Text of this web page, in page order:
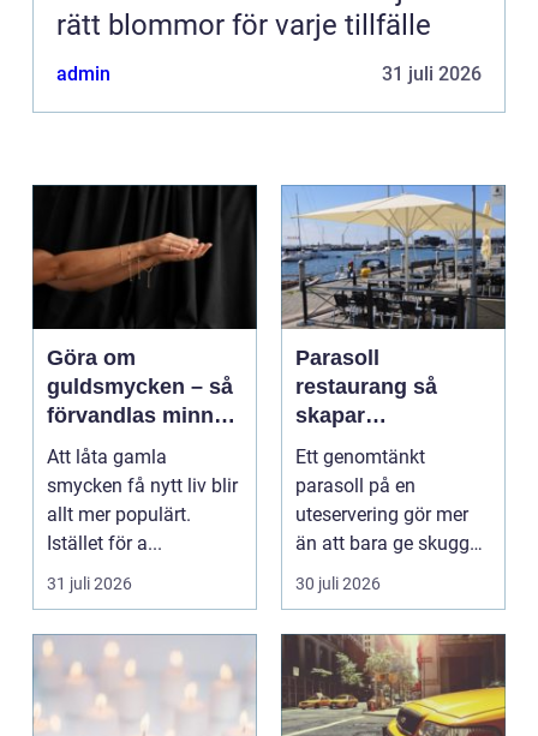
rätt blommor för varje tillfälle
admin 31 juli 2026
Göra om
guldsmycken – så
förvandlas minnen
till nya favoriter
Att låta gamla
smycken få nytt liv blir
allt mer populärt.
Istället för a...
31 juli 2026
Parasoll
restaurang så
skapar
uteserveringen rätt
känsla året runt
Ett genomtänkt
parasoll på en
uteservering gör mer
än att bara ge skugga.
Det påverkar hur länge
gäs...
30 juli 2026